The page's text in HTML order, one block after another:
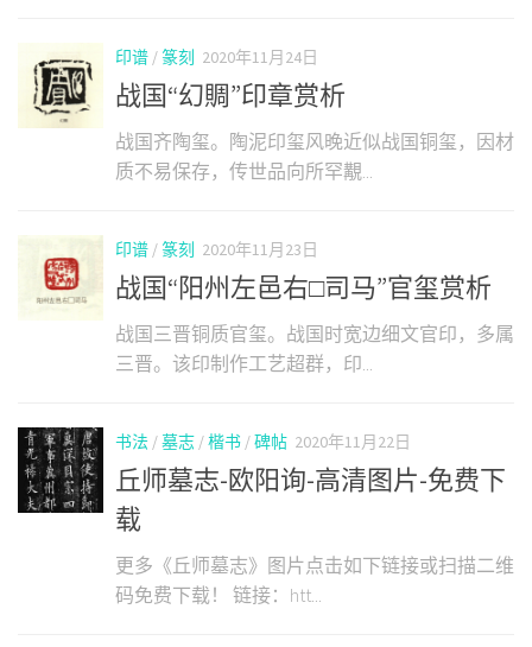
印谱 / 篆刻 2020年11月24日
战国“幻賙”印章赏析
战国齐陶玺。陶泥印玺风晚近似战国铜玺，因材
质不易保存，传世品向所罕覯...
印谱 / 篆刻 2020年11月23日
战国“阳州左邑右□司马”官玺赏析
战国三晋铜质官玺。战国时宽边细文官印，多属
三晋。该印制作工艺超群，印...
书法 /墓志 /楷书 /碑帖 2020年11月22日
丘师墓志-欧阳询-高清图片-免费下
载
更多《丘师墓志》图片点击如下链接或扫描二维
码免费下载！ 链接：htt...